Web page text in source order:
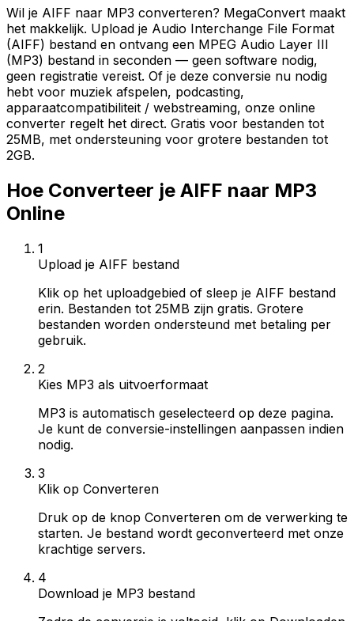
Wil je AIFF naar MP3 converteren? MegaConvert maakt
het makkelijk. Upload je Audio Interchange File Format
(AIFF) bestand en ontvang een MPEG Audio Layer III
(MP3) bestand in seconden — geen software nodig,
geen registratie vereist. Of je deze conversie nu nodig
hebt voor muziek afspelen, podcasting,
apparaatcompatibiliteit / webstreaming, onze online
converter regelt het direct. Gratis voor bestanden tot
25MB, met ondersteuning voor grotere bestanden tot
2GB.
Hoe Converteer je AIFF naar MP3
Online
1
Upload je AIFF bestand
Klik op het uploadgebied of sleep je AIFF bestand
erin. Bestanden tot 25MB zijn gratis. Grotere
bestanden worden ondersteund met betaling per
gebruik.
2
Kies MP3 als uitvoerformaat
MP3 is automatisch geselecteerd op deze pagina.
Je kunt de conversie-instellingen aanpassen indien
nodig.
3
Klik op Converteren
Druk op de knop Converteren om de verwerking te
starten. Je bestand wordt geconverteerd met onze
krachtige servers.
4
Download je MP3 bestand